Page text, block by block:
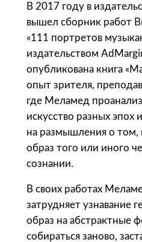
t
h
o
r
'
s
Ф
у
т
б
о
л
к
а
ж
В 2017 году в
вышел сборник работ
«111 портретов
издательством
опубликована книга
опыт зрителя,
где Меламед
искусство разных эпох
на размышления о том,
образ того или иного
сознании.
В своих работах
затрудняет узнавание
образ на абстрактные
собираться заново,